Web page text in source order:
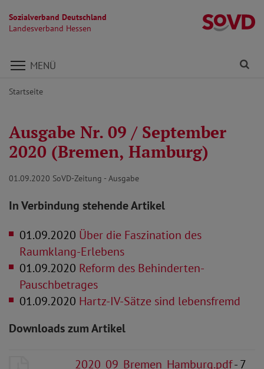
Sozialverband Deutschland
Landesverband Hessen
Direkt zu den Inhalten springen
MENÜ
Startseite
Ausgabe Nr. 09 / September
2020 (Bremen, Hamburg)
01.09.2020 SoVD-Zeitung - Ausgabe
In Verbindung stehende Artikel
01.09.2020 Über die Faszination des
Raumklang-Erlebens
01.09.2020 Reform des Behinderten-
Pauschbetrages
01.09.2020 Hartz-IV-Sätze sind lebensfremd
Downloads zum Artikel
2020_09_Bremen_Hamburg.pdf- 7